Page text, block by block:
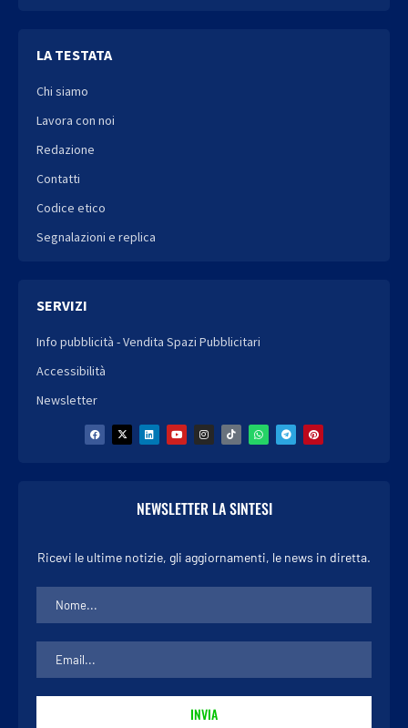
LA TESTATA
Chi siamo
Lavora con noi
Redazione
Contatti
Codice etico
Segnalazioni e replica
SERVIZI
Info pubblicità - Vendita Spazi Pubblicitari
Accessibilità
Newsletter
NEWSLETTER LA SINTESI
Ricevi le ultime notizie, gli aggiornamenti, le news in diretta.